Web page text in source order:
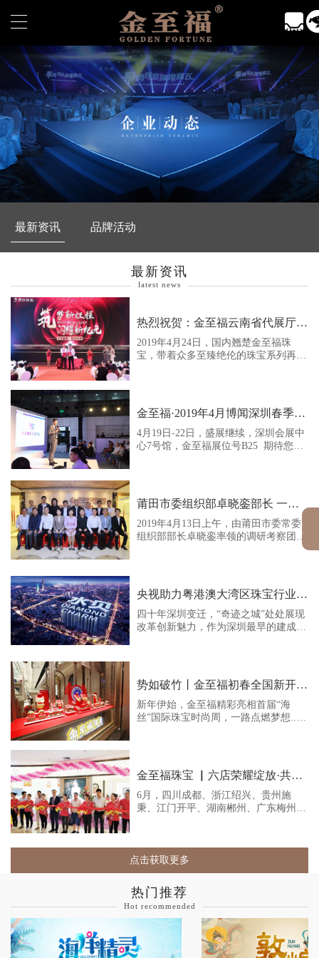
最新资讯 品牌活动
最新资讯
latest news
热烈祝贺：金至福云南省代展厅及运营中心，耀世绽放！
2019年4月24日，国内翘楚金至福珠
宝，带着众多至臻绝伦的珠宝系列再次
金至福·2019年4月博闻深圳春季珠宝盛展火爆进行中！
4月19日-22日，盛展继续，深圳会展中
心7号馆，金至福展位号B25 期待您的
莆田市委组织部卓晓銮部长 一行莅临金至福考察指导
2019年4月13日上午，由莆田市委常委
组织部部长卓晓銮率领的调研考察团莅
临深圳市莆田商会考察指导工作，莆田
人社局局长郑重、中国海峡人才市场莆
田分部主任卓炳昌、莆田市城厢区委常
委、组织部部长陆建琪等领导10人共同
参加。
央视助力粤港澳大湾区珠宝行业；金至福珠宝，再创传奇。
四十年深圳变迁，“奇迹之城”处处展现
改革创新魅力，作为深圳最早的建成区
技创新、南金融商贸”的全新产业格局
已经成型，创意、人才、财富持续向罗
湖汇聚。
势如破竹丨金至福初春全国新开门店再创造辉煌！
新年伊始，金至福精彩亮相首届“海
丝”国际珠宝时尚周，一路点燃梦想...
陕西、贵州、江苏、辽宁等8个省份。
金至福珠宝 ▏六店荣耀绽放·共迎璀璨未
6月，四川成都、浙江绍兴、贵州施
秉、江门开平、湖南郴州、广东梅州！
点击获取更多
热门推荐
Hot recommended